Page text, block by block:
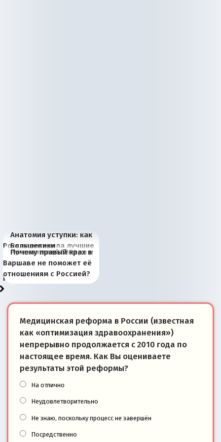
Анатомия уступки: как
Россия потеряла лучшие
рыбопромысловые
районы Баренцева
моря
Большевики
отличаются от «Яблока»
тем, что они -
победители
Киевская марионетка
Запада рассказала о
«переобувании» хозяев
В России назрели
перемены: 15 шагов к
суверенной экономике
Миграционный пожар
Европы
Россия начинает
сбрасывать балласт
Анкориджа
Россия зимой 1904
года: первые уступки во
внутренней политике
Русская нация вчера и
сегодня
Почему правый крах в
Варшаве не поможет её
отношениям с Россией?
Медицинская реформа в России (известная
как «оптимизация здравоохранения»)
непрерывно продолжается с 2010 года по
настоящее время. Как Вы оцениваете
результаты этой реформы?
На отлично
Неудовлетворительно
Не знаю, поскольку процесс не завершён
Посредственно